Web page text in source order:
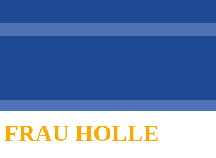
FRAU HOLLE